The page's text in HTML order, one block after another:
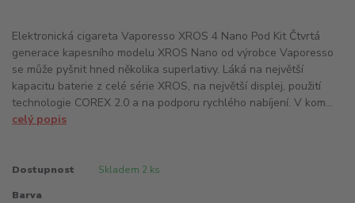
Elektronická cigareta Vaporesso XROS 4 Nano Pod Kit Čtvrtá
generace kapesního modelu XROS Nano od výrobce Vaporesso
se může pyšnit hned několika superlativy. Láká na největší
kapacitu baterie z celé série XROS, na největší displej, použití
technologie COREX 2.0 a na podporu rychlého nabíjení. V kom...
celý popis
Dostupnost Skladem 2 ks
Barva